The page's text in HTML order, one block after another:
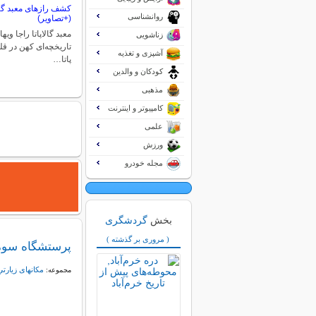
کشف رازهای معبد
(+تصاویر)
معبد گالاپاتا راجا
تاریخچه‌ای کهن در
پاتا…
پرستشگاه سومَنات: معبدی
مجموعه: مکانهای
روانشناسی
زناشویی
آشپزی و تغذیه
کودکان و والدین
مذهبی
کامپیوتر و اینترنت
علمی
ورزش
مجله خودرو
بخش گردشگری
( مروری بر گذشته )